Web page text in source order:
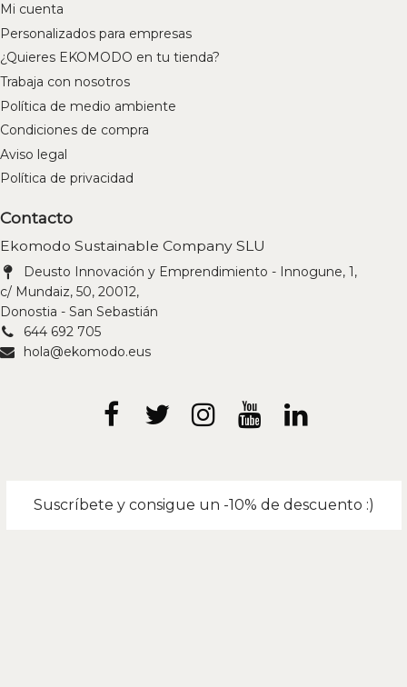
Mi cuenta
Personalizados para empresas
¿Quieres EKOMODO en tu tienda?
Trabaja con nosotros
Política de medio ambiente
Condiciones de compra
Aviso legal
Política de privacidad
Contacto
Ekomodo Sustainable Company SLU
Deusto Innovación y Emprendimiento - Innogune, 1,
c/ Mundaiz, 50, 20012,
Donostia - San Sebastián
644 692 705
hola@ekomodo.eus
Suscríbete y consigue un -10% de descuento :)